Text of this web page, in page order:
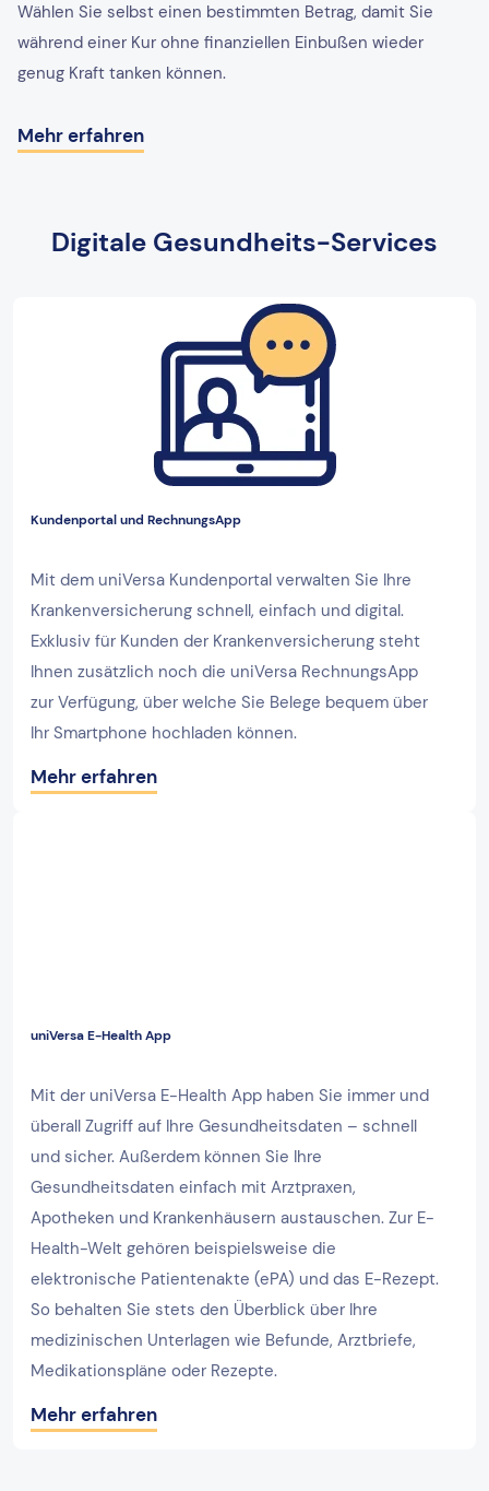
Wählen Sie selbst einen bestimmten Betrag, damit Sie
während einer Kur ohne finanziellen Einbußen wieder
genug Kraft tanken können.
Mehr erfahren
Digitale Gesundheits-Services
Kundenportal und RechnungsApp
Mit dem uniVersa Kundenportal verwalten Sie Ihre
Krankenversicherung schnell, einfach und digital.
Exklusiv für Kunden der Krankenversicherung steht
Ihnen zusätzlich noch die uniVersa RechnungsApp
zur Verfügung, über welche Sie Belege bequem über
Ihr Smartphone hochladen können.
Mehr erfahren
uniVersa E-Health App
Mit der uniVersa E-Health App haben Sie immer und
überall Zugriff auf Ihre Gesundheitsdaten – schnell
und sicher. Außerdem können Sie Ihre
Gesundheitsdaten einfach mit Arztpraxen,
Apotheken und Krankenhäusern austauschen. Zur E-
Health-Welt gehören beispielsweise die
elektronische Patientenakte (ePA) und das E-Rezept.
So behalten Sie stets den Überblick über Ihre
medizinischen Unterlagen wie Befunde, Arztbriefe,
Medikationspläne oder Rezepte.
Mehr erfahren